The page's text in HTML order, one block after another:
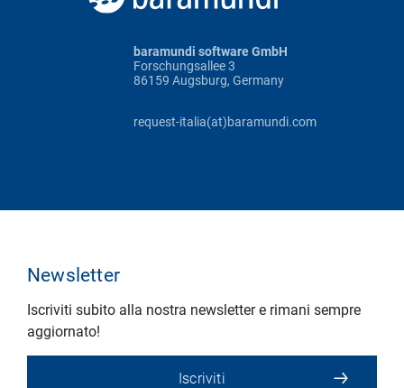
baramundi software GmbH
Forschungsallee 3
86159 Augsburg, Germany
request-italia(at)baramundi.com
Newsletter
Iscriviti subito alla nostra newsletter e rimani sempre
aggiornato!
Iscriviti